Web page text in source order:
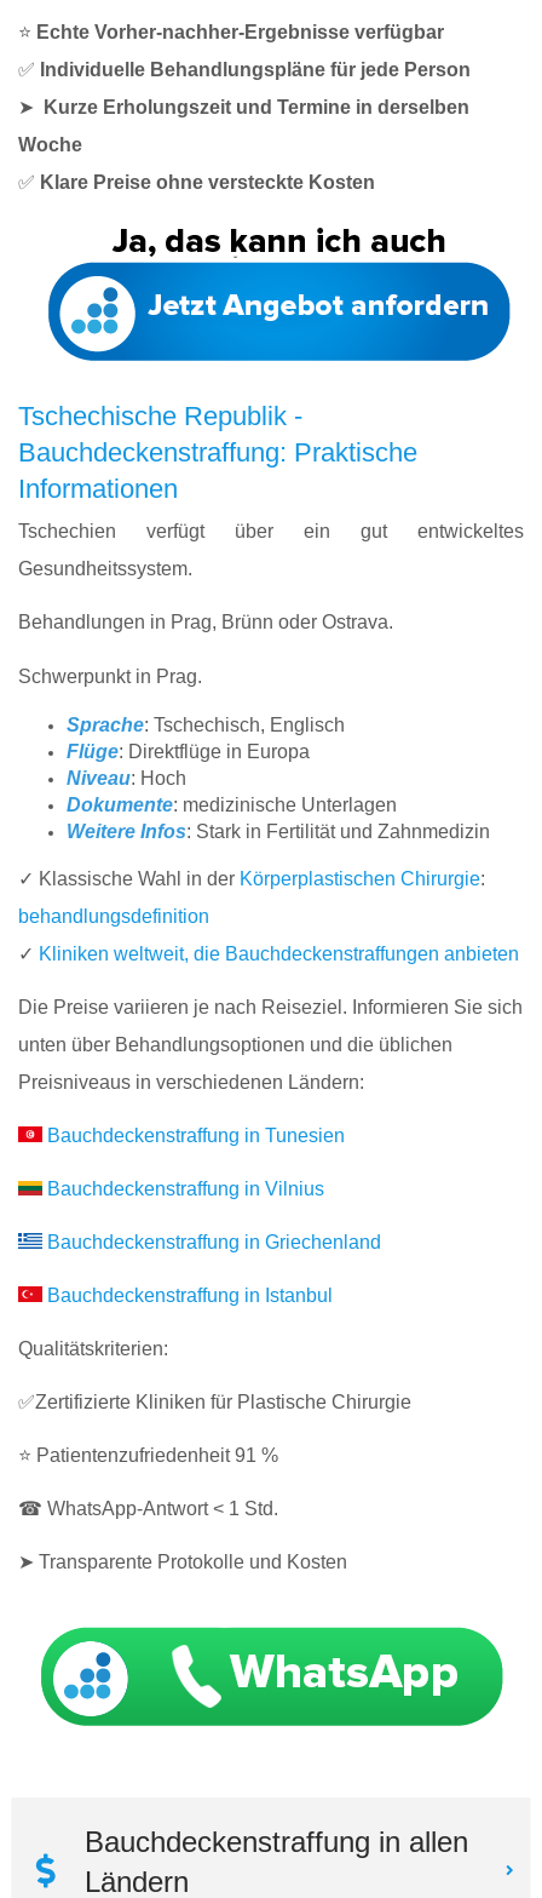
⭐ Echte Vorher-nachher-Ergebnisse verfügbar
✅ Individuelle Behandlungspläne für jede Person
➤
Kurze Erholungszeit und Termine in derselben
Woche
✅ Klare Preise ohne versteckte Kosten
Tschechische Republik -
Bauchdeckenstraffung: Praktische
Informationen
Tschechien verfügt über ein gut entwickeltes
Gesundheitssystem.
Behandlungen in Prag, Brünn oder Ostrava.
Schwerpunkt in Prag.
Sprache: Tschechisch, Englisch
Flüge: Direktflüge in Europa
Niveau: Hoch
Dokumente: medizinische Unterlagen
Weitere Infos: Stark in Fertilität und Zahnmedizin
✓ Klassische Wahl in der Körperplastischen Chirurgie:
behandlungsdefinition
✓ Kliniken weltweit, die Bauchdeckenstraffungen anbieten
Die Preise variieren je nach Reiseziel. Informieren Sie sich
unten über Behandlungsoptionen und die üblichen
Preisniveaus in verschiedenen Ländern:
Bauchdeckenstraffung in Tunesien
Bauchdeckenstraffung in Vilnius
Bauchdeckenstraffung in Griechenland
Bauchdeckenstraffung in Istanbul
Qualitätskriterien:
✅Zertifizierte Kliniken für Plastische Chirurgie
⭐ Patientenzufriedenheit 91 %
☎ WhatsApp-Antwort < 1 Std.
➤ Transparente Protokolle und Kosten
Bauchdeckenstraffung in allen
Ländern